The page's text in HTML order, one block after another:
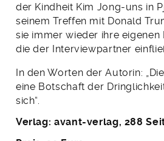
der Kindheit Kim Jong-uns in
seinem Treffen mit Donald
sie immer wieder ihre eigenen
die der Interviewpartner
In den Worten der Autorin:
eine Botschaft der
sich“.
Verlag: avant-verlag, 288